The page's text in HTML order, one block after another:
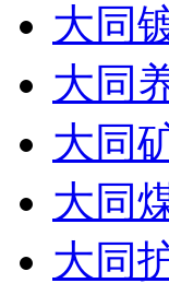
大同
大同
大同
大同
大同